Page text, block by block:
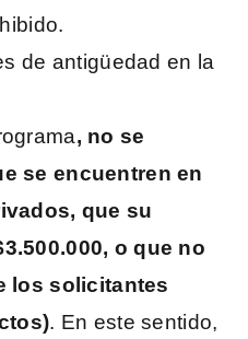
de antigüedad en la
, no se
se encuentren en
que su
o que no
los solicitantes
. En este sentido,